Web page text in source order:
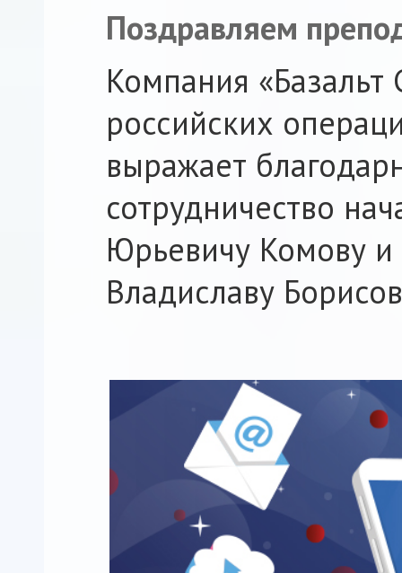
Поздравляем
Компания
российских
выражает
сотрудничество
Юрьевичу Комову
Владиславу